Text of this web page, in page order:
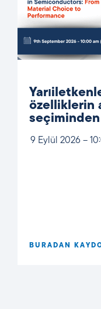
özelliklerin
9 Eylül 2026 –
BURADAN